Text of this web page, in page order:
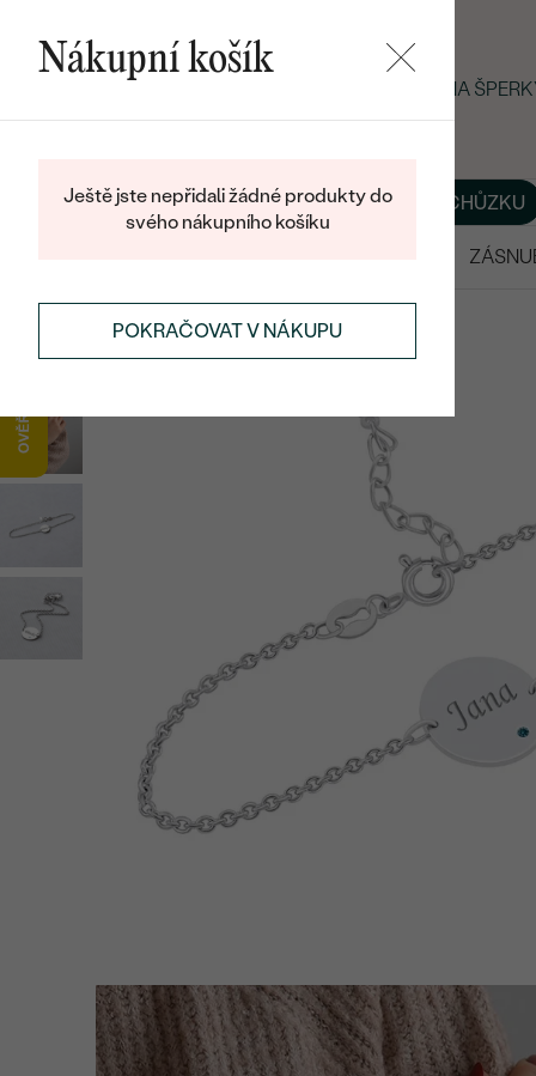
LETNÍ BLACK FRIDAY: −25 % NA
BLOGŠPERKY NA MÍRU DOMLUVIT SI SCHŮZKU
Nákupní košík
Ještě jste nepřidali žádné produkty do
svého nákupního košíku
POKRAČOVAT V NÁKUPU